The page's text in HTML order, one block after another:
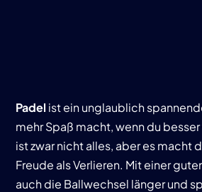
Padel ist ein unglaublich
mehr Spaß macht, wenn du
ist zwar nicht alles, aber es macht
Freude als Verlieren. Mit einer
auch die Ballwechsel länger und